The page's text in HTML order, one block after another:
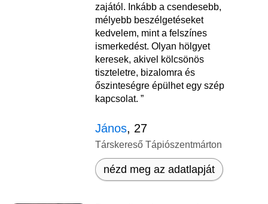
zajától. Inkább a csendesebb,
mélyebb beszélgetéseket
kedvelem, mint a felszínes
ismerkedést. Olyan hölgyet
keresek, akivel kölcsönös
tiszteletre, bizalomra és
őszinteségre épülhet egy szép
kapcsolat. ”
János, 27
Társkereső Tápiószentmárton
nézd meg az adatlapját